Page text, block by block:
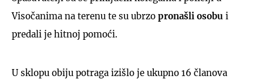
Visočanima na terenu te su ubrzo pronašli osobu i
predali je hitnoj pomoći.
U sklopu obiju potraga izišlo je ukupno 16 članova